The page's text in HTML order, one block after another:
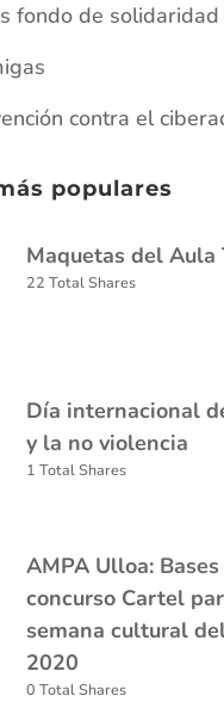
fondo de solidaridad
contra el
populares
Maquetas del Aula
22 Total Shares
Día internacional
y la no violencia
1 Total Shares
AMPA Ulloa:
concurso Cartel
semana cultural
2020
0 Total Shares